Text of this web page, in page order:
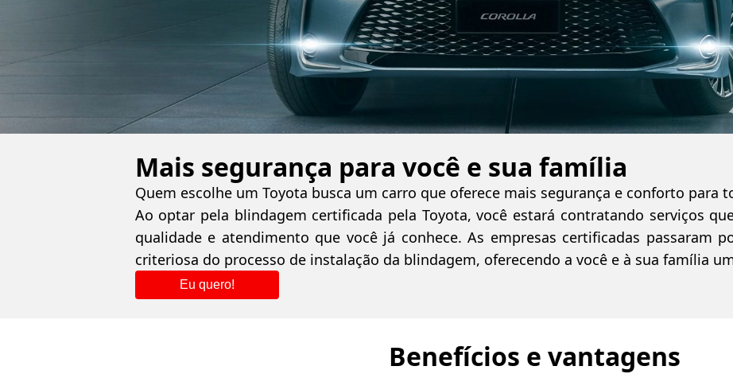
Mais segurança para você e sua família
Quem escolhe um Toyota busca um carro que oferece mais segurança e conforto para
Ao optar pela blindagem certificada pela Toyota, você estará contratando serviços
qualidade e atendimento que você já conhece. As empresas certificadas passaram
criteriosa do processo de instalação da blindagem, oferecendo a você e à sua família
Eu quero!
Benefícios e vantagens